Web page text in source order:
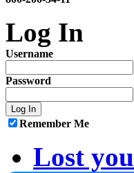
Log In
Username
Password
Remember Me
Lost